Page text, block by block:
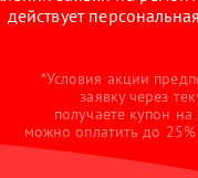
действует
*Условия акции
заявку через
получаете купон
можно оплатить до